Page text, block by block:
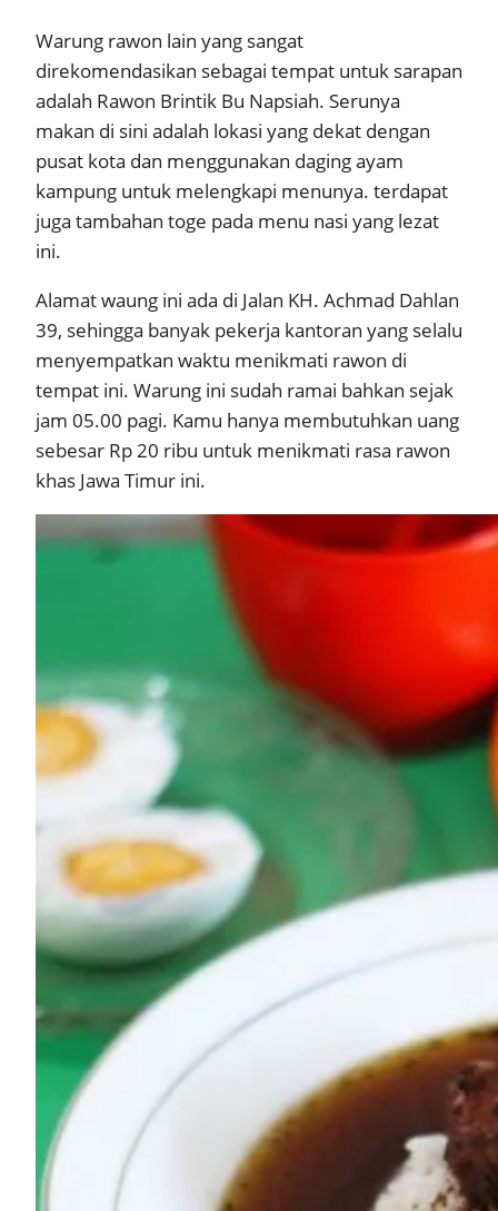
Warung rawon lain yang sangat
direkomendasikan sebagai tempat untuk sarapan
adalah Rawon Brintik Bu Napsiah. Serunya
makan di sini adalah lokasi yang dekat dengan
pusat kota dan menggunakan daging ayam
kampung untuk melengkapi menunya. terdapat
juga tambahan toge pada menu nasi yang lezat
ini.
Alamat waung ini ada di Jalan KH. Achmad Dahlan
39, sehingga banyak pekerja kantoran yang selalu
menyempatkan waktu menikmati rawon di
tempat ini. Warung ini sudah ramai bahkan sejak
jam 05.00 pagi. Kamu hanya membutuhkan uang
sebesar Rp 20 ribu untuk menikmati rasa rawon
khas Jawa Timur ini.